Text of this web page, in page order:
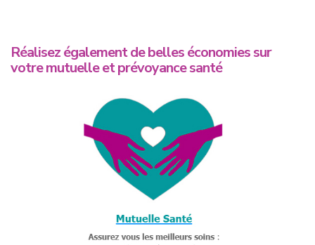
Réalisez également de belles économies sur
votre mutuelle et prévoyance santé